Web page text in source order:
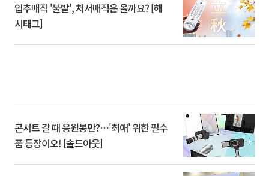
입추매직 '불발', 처서매직은 올까요? [해
시태그]
콘서트 갈 때 응원봉만?⋯'최애' 위한 필수
품 등장이오! [솔드아웃]